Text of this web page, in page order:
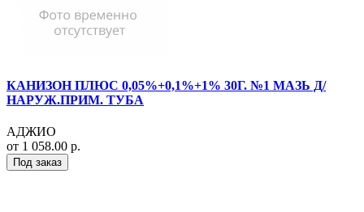
КАНИЗОН ПЛЮС 0,05%+0,1%+1% 30Г. №1 МАЗЬ Д/
НАРУЖ.ПРИМ. ТУБА
АДЖИО
от 1 058.00 р.
Под заказ